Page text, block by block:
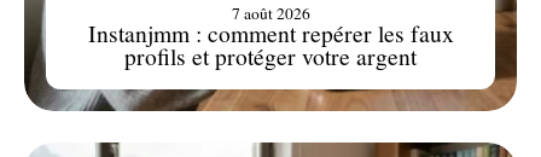
Instanjmm : comment repérer les faux
profils et protéger votre argent
7 août 2026